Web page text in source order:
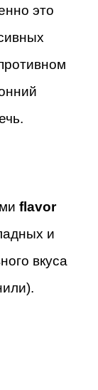
это
flavor
и
вкуса